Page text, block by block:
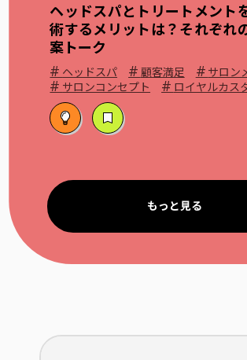
ヘッドスパとトリートメント
術するメリットは？それぞれ
案トーク
# ヘッドスパ # 顧客満足 # サロン
# サロンコンセプト # ロイヤルカス
もっと見る